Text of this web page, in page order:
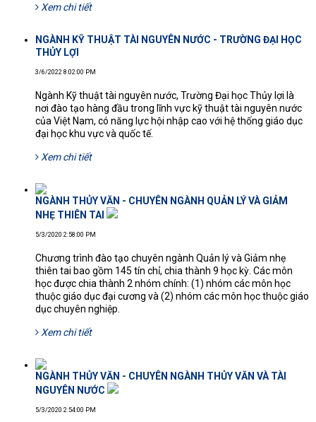
Xem chi tiết
NGÀNH KỸ THUẬT TÀI NGUYÊN NƯỚC - TRƯỜNG ĐẠI HỌC
THỦY LỢI
3/6/2022 8:02:00 PM
Ngành Kỹ thuật tài nguyên nước, Trường Đại học Thủy lợi là
nơi đào tạo hàng đầu trong lĩnh vực kỹ thuật tài nguyên nước
của Việt Nam, có năng lực hội nhập cao với hệ thống giáo dục
đại học khu vực và quốc tế.
Xem chi tiết
NGÀNH THỦY VĂN - CHUYÊN NGÀNH QUẢN LÝ VÀ GIẢM
NHẸ THIÊN TAI
5/3/2020 2:58:00 PM
Chương trình đào tạo chuyên ngành Quản lý và Giảm nhẹ
thiên tai bao gồm 145 tín chỉ, chia thành 9 học kỳ. Các môn
học được chia thành 2 nhóm chính: (1) nhóm các môn học
thuộc giáo dục đại cương và (2) nhóm các môn học thuộc giáo
dục chuyên nghiệp.
Xem chi tiết
NGÀNH THỦY VĂN - CHUYÊN NGÀNH THỦY VĂN VÀ TÀI
NGUYÊN NƯỚC
5/3/2020 2:54:00 PM